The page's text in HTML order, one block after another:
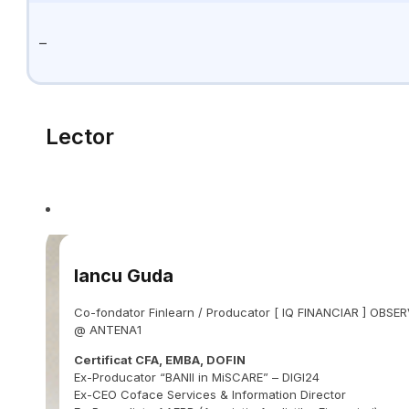
–
Lector
Iancu Guda
Co-fondator Finlearn / Producator [ IQ FINANCIAR ]
@ ANTENA1
Certificat CFA, EMBA, DOFIN
Ex-Producator “BANII in MiSCARE” – DIGI24
Ex-CEO Coface Services & Information Director